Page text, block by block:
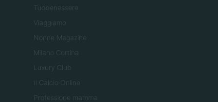
Tuobenessere
Viaggiamo
Nonne Magazine
Milano Cortina
Luxury Club
Il Calcio Online
Professione mamma